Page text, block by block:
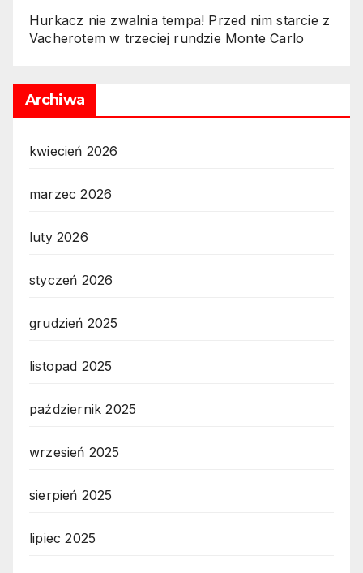
Hurkacz nie zwalnia tempa! Przed nim starcie z
Vacherotem w trzeciej rundzie Monte Carlo
Archiwa
kwiecień 2026
marzec 2026
luty 2026
styczeń 2026
grudzień 2025
listopad 2025
październik 2025
wrzesień 2025
sierpień 2025
lipiec 2025